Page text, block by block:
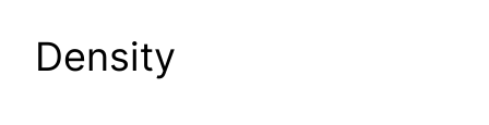
Density